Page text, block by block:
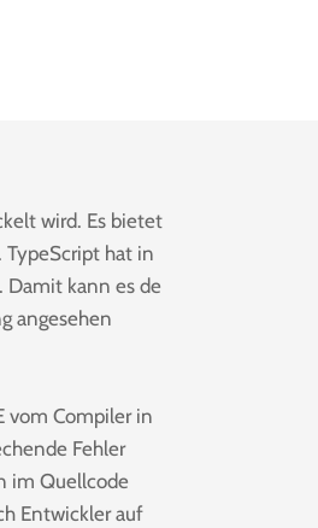
wird. Es bietet
hat in
Damit kann es de
angesehen
vom Compiler in
Fehler
im Quellcode
Entwickler auf